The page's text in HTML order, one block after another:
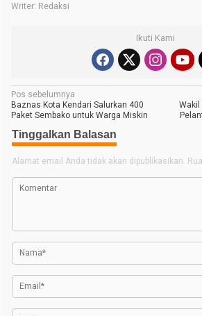
Writer: Redaksi
Ikuti Kami
N
a
v
i
g
i
p
o
s
Pos sebelumnya
Baznas Kota Kendari Salurkan 400
Paket Sembako untuk Warga Miskin
Wakil
Tinggalkan Balasan
Alamat email Anda tidak akan dipublikasikan.